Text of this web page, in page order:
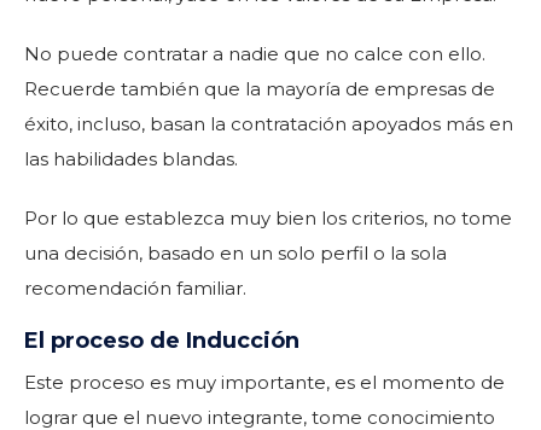
No puede contratar a nadie que no calce con ello.
Recuerde también que la mayoría de empresas de
éxito, incluso, basan la contratación apoyados más en
las habilidades blandas.
Por lo que establezca muy bien los criterios, no tome
una decisión, basado en un solo perfil o la sola
recomendación familiar.
El proceso de Inducción
Este proceso es muy importante, es el momento de
lograr que el nuevo integrante, tome conocimiento